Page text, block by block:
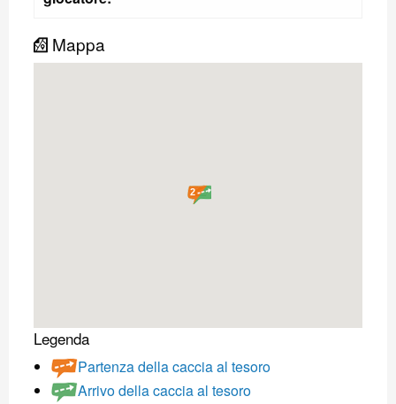
Mappa
2
Legenda
Partenza della caccia al tesoro
Arrivo della caccia al tesoro